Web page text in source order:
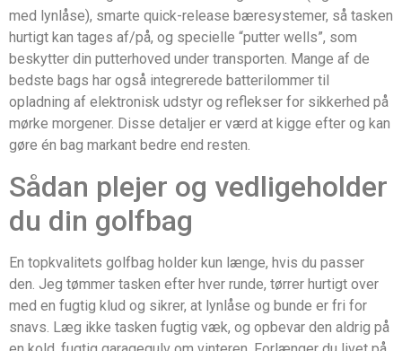
med lynlåse), smarte quick-release bæresystemer, så tasken
hurtigt kan tages af/på, og specielle “putter wells”, som
beskytter din putterhoved under transporten. Mange af de
bedste bags har også integrerede batterilommer til
opladning af elektronisk udstyr og reflekser for sikkerhed på
mørke morgener. Disse detaljer er værd at kigge efter og kan
gøre én bag markant bedre end resten.
Sådan plejer og vedligeholder
du din golfbag
En topkvalitets golfbag holder kun længe, hvis du passer
den. Jeg tømmer tasken efter hver runde, tørrer hurtigt over
med en fugtig klud og sikrer, at lynlåse og bunde er fri for
snavs. Læg ikke tasken fugtig væk, og opbevar den aldrig på